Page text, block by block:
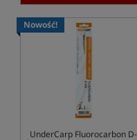
Nowość!
UnderCarp Fluorocarbon D-